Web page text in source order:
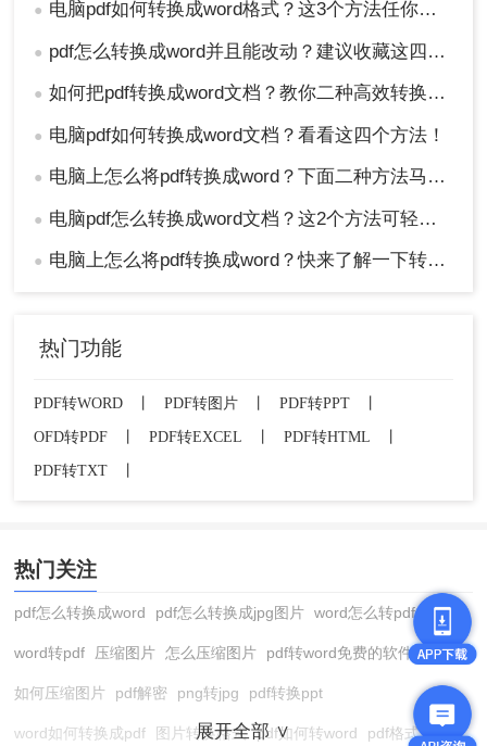
● 电脑pdf如何转换成word格式？这3个方法任你选择！看一次就能学会！
● pdf怎么转换成word并且能改动？建议收藏这四种转换方法！
● 如何把pdf转换成word文档？教你二种高效转换方法！
● 电脑pdf如何转换成word文档？看看这四个方法！
● 电脑上怎么将pdf转换成word？下面二种方法马上教会你
● 电脑pdf怎么转换成word文档？这2个方法可轻松解决！
● 电脑上怎么将pdf转换成word？快来了解一下转转大师转换方法！
热门功能
PDF转WORD PDF转图片 PDF转PPT
OFD转PDF
PDF转EXCEL PDF转HTML
PDF转TXT
热门关注
pdf怎么转换成word pdf怎么转换成jpg图片 word怎么转pdf
word转pdf 压缩图片 怎么压缩图片 pdf转word免费的软件
如何压缩图片 pdf解密 png转jpg pdf转换ppt
word如何转换成pdf 图片转换格式 pdf如何转word pdf格式转换
展开全部 ∨